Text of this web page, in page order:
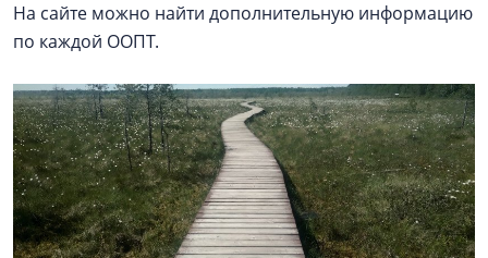
На сайте можно найти дополнительную информацию
по каждой ООПТ.